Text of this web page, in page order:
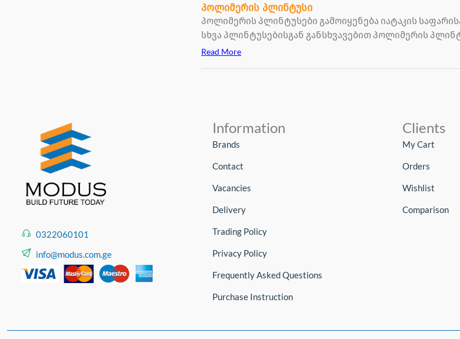
პოლიმერის პლინტუსი
პოლიმერის პლინტუსები გამოიყენება იატაკის
სხვა პლინტუსებისგან განსხვავებით პოლიმერის
Read More
0322060101
info@modus.com.ge
Information
Brands
Contact
Vacancies
Delivery
Trading Policy
Privacy Policy
Frequently Asked Questions
Purchase Instruction
Clients
My Cart
Orders
Wishlist
Comparison